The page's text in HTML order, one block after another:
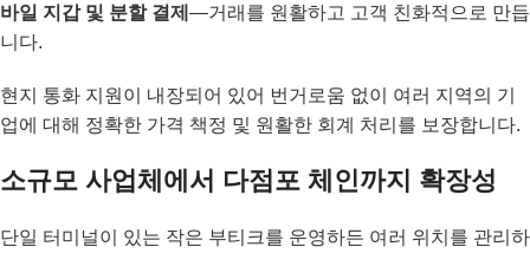
바일 지갑 및 분할 결제 —거래를 원활하고 고객 친화적으로 만듭
니다.
현지 통화 지원이 내장되어 있어 번거로움 없이 여러 지역의 기
업에 대해 정확한 가격 책정 및 원활한 회계 처리를 보장합니다.
소규모 사업체에서 다점포 체인까지 확장성
단일 터미널이 있는 작은 부티크를 운영하든 여러 위치를 관리하